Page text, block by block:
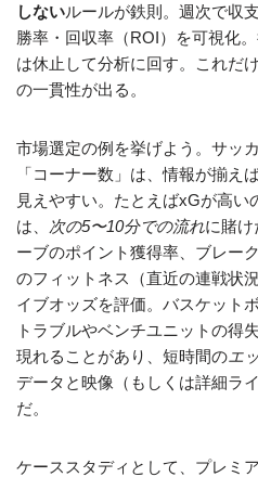
しないルールが鉄則。週次で収
勝率・回収率（ROI）を可視化
は休止して分析に回す。これだ
の一貫性が出る。
市場選定の例を挙げよう。サッ
「コーナー数」は、情報が揃え
見えやすい。たとえばxGが高
は、
次の5〜10分での流れに賭
ーブのポイント獲得率、ブレー
のフィットネス（直近の連戦状
イブオッズを評価。バスケット
トラブルやベンチユニットの得
現れることがあり、短時間のエ
データと映像（もしくは詳細ラ
だ。
ケーススタディとして、プレミ